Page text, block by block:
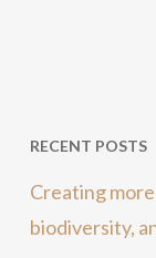
RECENT POSTS
Creating
biodiversity,